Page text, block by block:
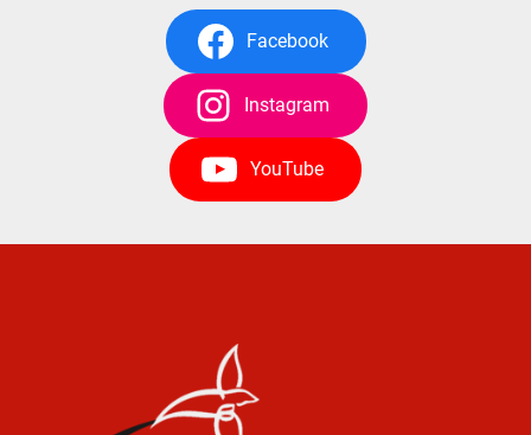
Facebook
Instagram
YouTube